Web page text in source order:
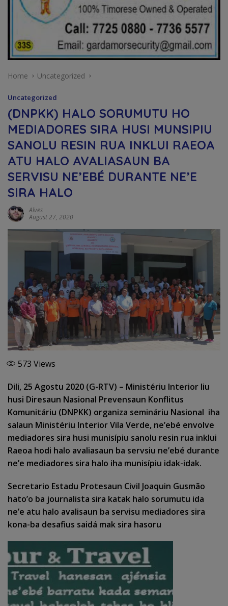
Home Uncategorized
Uncategorized
(DNPKK) HALO SORUMUTU HO
MEDIADORES SIRA HUSI MUNSIPIU
SANOLU RESIN RUA INKLUI RAEOA
ATU HALO AVALIASAUN BA
SERVISU NE’EBÉ DURANTE NE’E
SIRA HALO
Alves
August 27, 2020
573 Views
Dili, 25 Agostu 2020 (G-RTV) – Ministériu Interior liu
husi Diresaun Nasional Prevensaun Konflitus
Komunitáriu (DNPKK) organiza semináriu Nasional iha
salaun Ministériu Interior Vila Verde, ne’ebé envolve
mediadores sira husi munisípiu sanolu resin rua inklui
Raeoa hodi halo avaliasaun ba servsiu ne’ebé durante
ne’e mediadores sira halo iha munisípiu idak-idak.
Secretario Estadu Protesaun Civil Joaquin Gusmão
hato’o ba journalista sira katak halo sorumutu ida
ne’e atu halo avalisaun ba servisu mediadores sira
kona-ba desafius saidá mak sira hasoru